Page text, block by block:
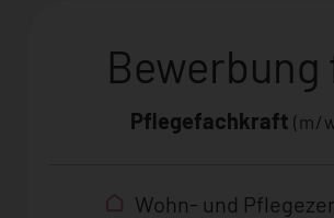
Bewerbung
Pflegefachkraft (m/
Wohn- und